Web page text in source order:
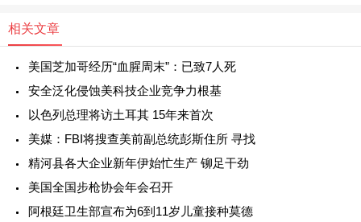
相关文章
美国芝加哥经历“血腥周末”：已致7人死
安全泛化侵蚀美科技企业竞争力根基
以色列总理将访土耳其 15年来首次
美媒：FBI将搜查美前副总统彭斯住所 寻找
精河县各大企业新年伊始忙生产 铆足干劲
美国全国步枪协会年会召开
阿根廷卫生部宣布为6到11岁儿童接种莫德